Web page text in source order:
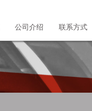
公司介绍 联系方式